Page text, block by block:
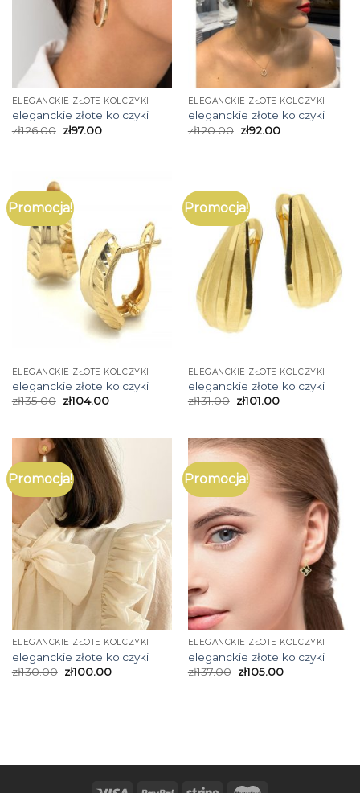
ELEGANCKIE ZŁOTE KOLCZYKI
eleganckie złote kolczyki
zł126.00 zł97.00
ELEGANCKIE ZŁOTE KOLCZYKI
eleganckie złote kolczyki
zł120.00 zł92.00
Promocja!
ELEGANCKIE ZŁOTE KOLCZYKI
eleganckie złote kolczyki
zł135.00 zł104.00
Promocja!
ELEGANCKIE ZŁOTE KOLCZYKI
eleganckie złote kolczyki
zł131.00 zł101.00
Promocja!
ELEGANCKIE ZŁOTE KOLCZYKI
eleganckie złote kolczyki
zł130.00 zł100.00
Promocja!
ELEGANCKIE ZŁOTE KOLCZYKI
eleganckie złote kolczyki
zł137.00 zł105.00